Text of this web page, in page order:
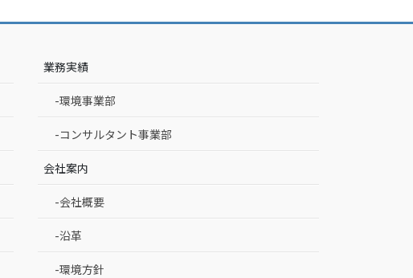
業務実績
-環境事業部
-コンサルタント事業部
会社案内
-会社概要
-沿革
-環境方針